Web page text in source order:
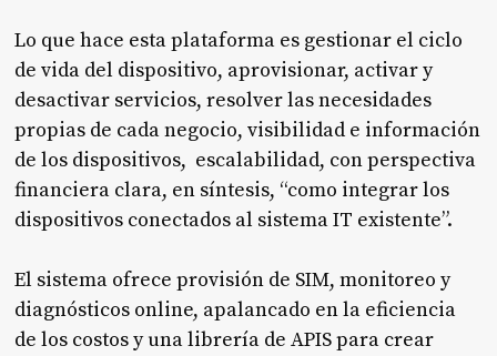
Lo que hace esta plataforma es gestionar el ciclo
de vida del dispositivo, aprovisionar, activar y
desactivar servicios, resolver las necesidades
propias de cada negocio, visibilidad e información
de los dispositivos, escalabilidad, con perspectiva
financiera clara, en síntesis, “como integrar los
dispositivos conectados al sistema IT existente”.
El sistema ofrece provisión de SIM, monitoreo y
diagnósticos online, apalancado en la eficiencia
de los costos y una librería de APIS para crear